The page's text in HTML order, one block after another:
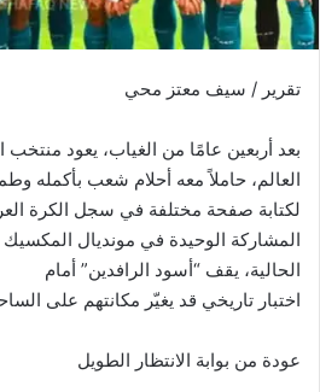
تقرير / سيف معتز محي
بعد أربعين عامًا من الغياب، يعود
العالم، حاملاً معه أحلام شعب بأكمله
لكتابة صفحة مختلفة في سجل الكرة
الحالية، يقف “أسود الرافدين” أمام
اختبار تاريخي قد يغيّر مكانتهم على
عودة من بوابة الانتظار الطويل